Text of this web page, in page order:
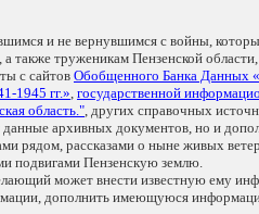
и не вернувшимся с войны,
также труженикам Пензенской
с сайтовОбобщенного Банка Данных
1945 гг.», государственной
область.", других справочных
данные архивных документов, но и
рядом, рассказами о ныне живых
подвигами Пензенскую землю.
может внести известную ему
дополнить имеющуюся